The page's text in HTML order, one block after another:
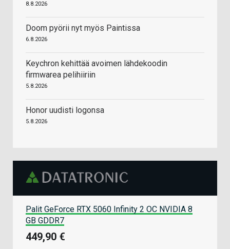
8.8.2026
Doom pyörii nyt myös Paintissa
6.8.2026
Keychron kehittää avoimen lähdekoodin
firmwarea pelihiiriin
5.8.2026
Honor uudisti logonsa
5.8.2026
Palit GeForce RTX 5060 Infinity 2 OC NVIDIA 8
GB GDDR7
449,90 €